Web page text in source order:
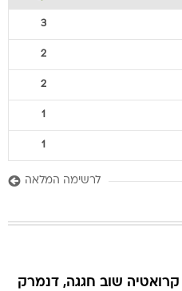
3
2
2
1
1
לרשימה המלאה
קרואטיה שוב חגגה, דנמרק